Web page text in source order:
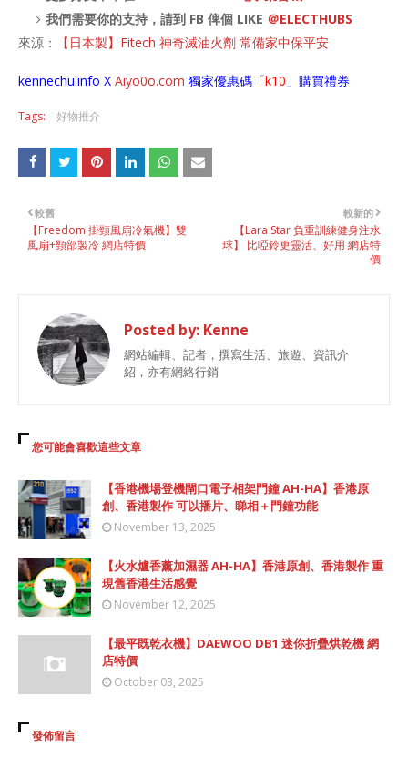
我們需要你的支持，請到 FB 俾個 LIKE ＠ELECTHUBS
來源：
【日本製】Fitech 神奇滅油火劑 常備家中保平安
kennechu.info X Aiyo0o.com 獨家優惠碼「k10 」購買禮券
Tags: 好物推介
較新的
【Lara Star 負重訓練健身注水
球】 比啞鈴更靈活、好用 網店特
價
較舊
【Freedom 掛頸風扇冷氣機】雙
風扇+頸部製冷 網店特價
Posted by: Kenne
網站編輯、記者，撰寫生活、旅遊、資訊介
紹，亦有網絡行銷
您可能會喜歡這些文章
【香港機場登機閘口電子相架門鐘 AH-HA】香港原
創、香港製作 可以播片、睇相＋門鐘功能
November 13, 2025
【火水爐香薰加濕器 AH-HA】香港原創、香港製作 重
現舊香港生活感覺
November 12, 2025
【最平既乾衣機】DAEWOO DB1 迷你折疊烘乾機 網
店特價
October 03, 2025
發佈留言